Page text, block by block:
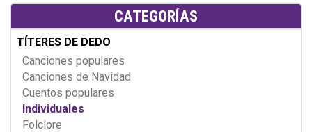
CATEGORÍAS
TÍTERES DE DEDO
Canciones populares
Canciones de Navidad
Cuentos populares
Individuales
Folclore